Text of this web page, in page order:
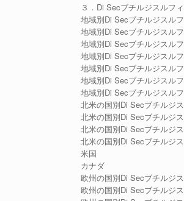
３．Di Secブチルジスルフ
地域別Di Secブチルジスル
地域別Di Secブチルジスル
地域別Di Secブチルジスル
地域別Di Secブチルジスル
地域別Di Secブチルジスル
地域別Di Secブチルジスル
地域別Di Secブチルジスル
北米の国別Di Secブチルジ
北米の国別Di Secブチルジ
北米の国別Di Secブチルジ
北米の国別Di Secブチルジ
米国
カナダ
欧州の国別Di Secブチルジ
欧州の国別Di Secブチルジ